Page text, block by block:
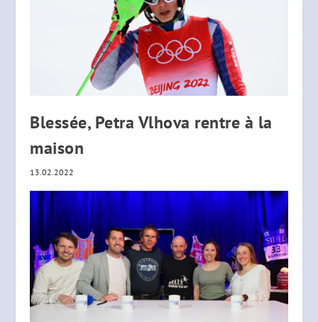
Blessée, Petra Vlhova rentre à la
maison
13.02.2022